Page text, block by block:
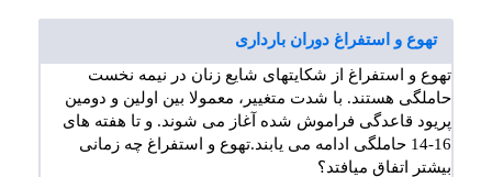
تهوع و استفراغ دوران بارداری
تهوع و استفراغ از شکایتهای شایع زنان در نیمه نخست
حاملگی هستند. با شدت متغییر، معمولا بین اولین و دومین
پریود قاعدگی فراموش شده آغاز می شوند. و تا هفته های
16-14 حاملگی ادامه می یابند.تهوع و استفراغ چه زمانی
بیشتر اتفاق میافتد؟